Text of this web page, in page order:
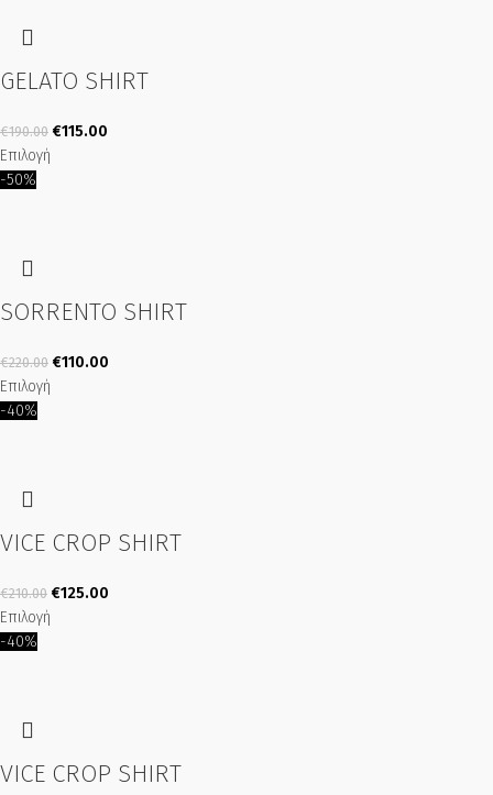
GELATO SHIRT
€190.00 €115.00
Επιλογή
-50%
SORRENTO SHIRT
€220.00 €110.00
Επιλογή
-40%
VICE CROP SHIRT
€210.00 €125.00
Επιλογή
-40%
VICE CROP SHIRT